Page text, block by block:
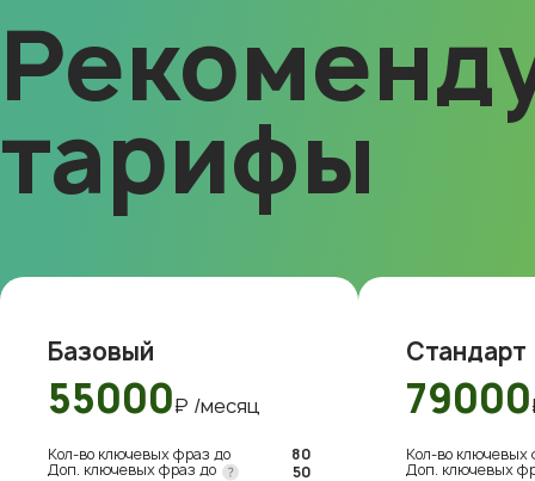
тарифы
Базовый
55000₽ /месяц
Кол-во ключевых фраз до 80
Доп. ключевых фраз до
50
Стандарт
79000
Кол-во ключевых
Доп. ключевых